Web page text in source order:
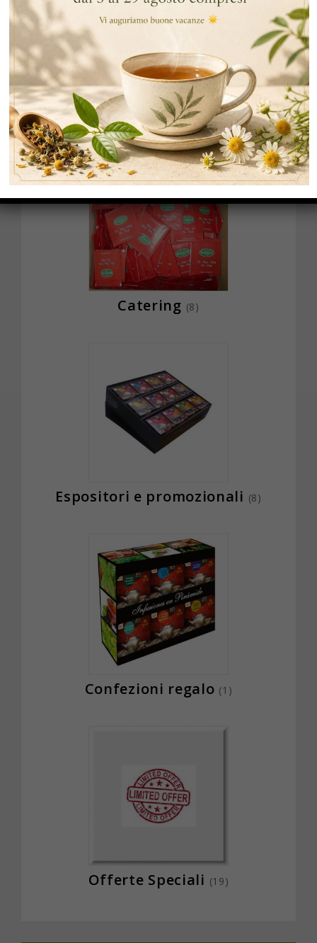
Tisane ed Infusi(20)
Catering (8)
Espositori e promozionali (8)
Confezioni regalo (1)
Offerte Speciali (19)